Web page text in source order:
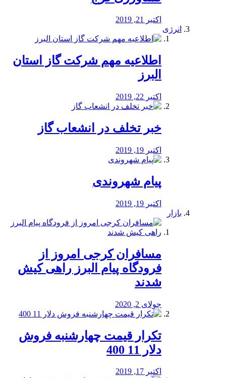
اکتبر 21, 2019
انرژی
️اطلاعیه مهم شرکت گاز استان
البرز
اکتبر 22, 2019
خبر تخلف در انشعاب گاز
اکتبر 19, 2019
پیام شهروندی
اکتبر 19, 2019
بازار
مسافران کرجی امروز از
فرودگاه پیام البرز راهی کیش
شدند
جولای 2, 2020
تکرار قیمت چهارشنبه فروش
دلار 11 400
اکتبر 17, 2019